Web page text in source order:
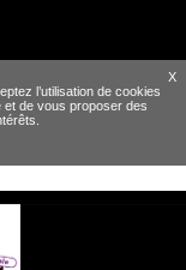
l’utilisation de cookies
et de vous proposer des
X